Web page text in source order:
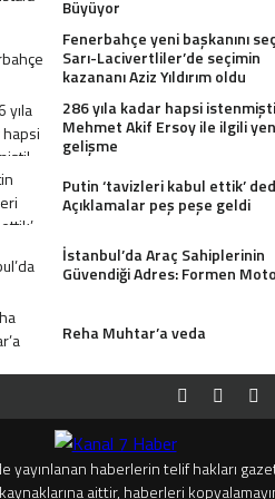
Büyüyor
Fenerbahçe yeni başkanını
Sarı-Lacivertliler’de seçimin
kazananı Aziz Yıldırım oldu
286 yıla kadar hapsi
Mehmet Akif Ersoy ile ilgili
gelişme
Putin ‘tavizleri kabul ettik’
Açıklamalar peş peşe geldi
İstanbul’da Araç Sahiplerinin
Güvendiği Adres: Formen
Reha Muhtar’a veda
yayınlanan haberlerin telif hakları
aittir, haberleri